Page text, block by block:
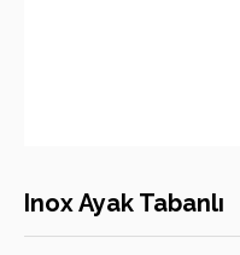
Inox Ayak Tabanlı